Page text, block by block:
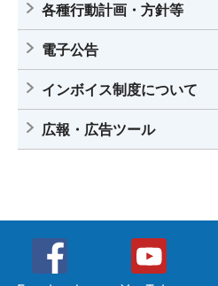
各種行動計画・方針等
電子公告
インボイス制度について
広報・広告ツール